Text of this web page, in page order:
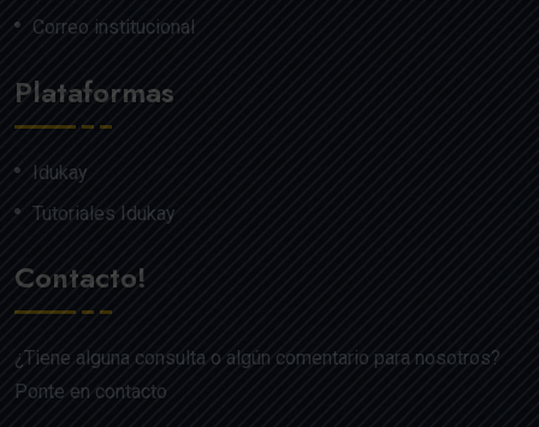
Correo institucional
Plataformas
Idukay
Tutoriales Idukay
Contacto!
¿Tiene alguna consulta o algún comentario para nosotros?
Ponte en contacto